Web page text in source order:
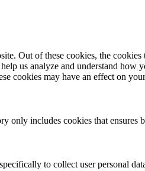
Out of these cookies, the cookies
us analyze and understand
cookies may have an effect on
only includes cookies that
to collect user personal